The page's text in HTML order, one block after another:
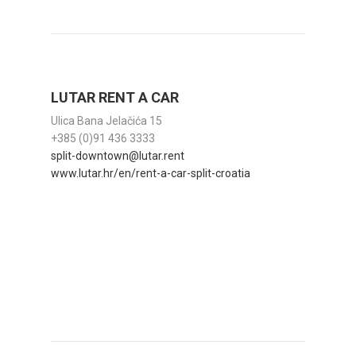
LUTAR RENT A CAR
Ulica Bana Jelačića 15
+385 (0)91 436 3333
split-downtown@lutar.rent
www.lutar.hr/en/rent-a-car-split-croatia